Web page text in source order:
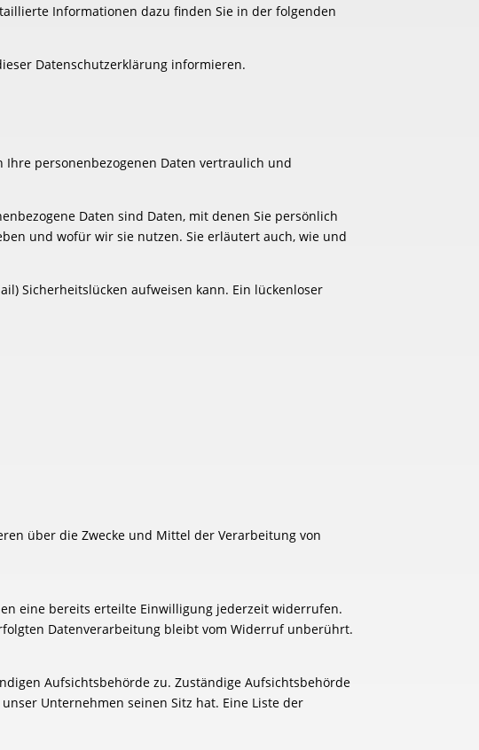
Informationen dazu finden Sie in der folgenden
Datenschutzerklärung informieren.
personenbezogenen Daten vertraulich und
Daten sind Daten, mit denen Sie persönlich
und wofür wir sie nutzen. Sie erläutert auch, wie und
Sicherheitslücken aufweisen kann. Ein lückenloser
über die Zwecke und Mittel der Verarbeitung von
eine bereits erteilte Einwilligung jederzeit widerrufen.
Datenverarbeitung bleibt vom Widerruf unberührt.
Aufsichtsbehörde zu. Zuständige Aufsichtsbehörde
Unternehmen seinen Sitz hat. Eine Liste der